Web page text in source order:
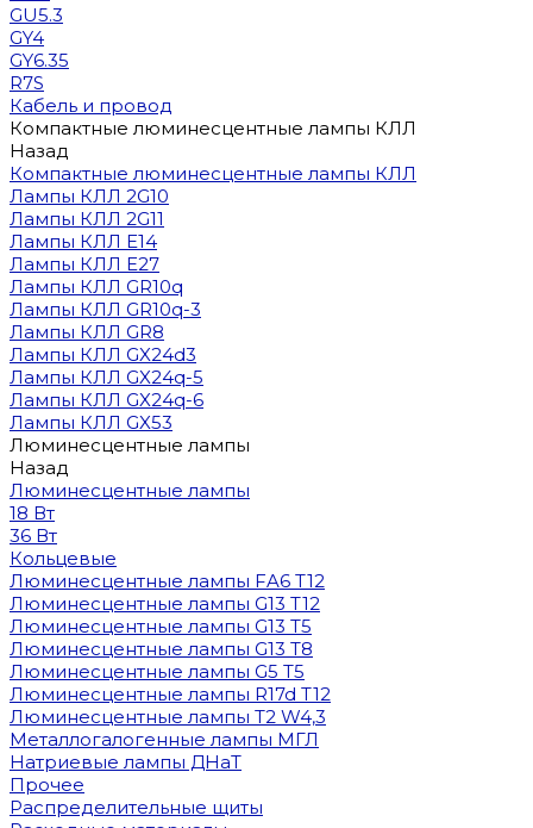
GU5.3
GY4
GY6.35
R7S
Кабель и провод
Компактные люминесцентные лампы КЛЛ
Назад
Компактные люминесцентные лампы КЛЛ
Лампы КЛЛ 2G10
Лампы КЛЛ 2G11
Лампы КЛЛ E14
Лампы КЛЛ E27
Лампы КЛЛ GR10q
Лампы КЛЛ GR10q-3
Лампы КЛЛ GR8
Лампы КЛЛ GX24d3
Лампы КЛЛ GX24q-5
Лампы КЛЛ GX24q-6
Лампы КЛЛ GX53
Люминесцентные лампы
Назад
Люминесцентные лампы
18 Вт
36 Вт
Кольцевые
Люминесцентные лампы FA6 T12
Люминесцентные лампы G13 T12
Люминесцентные лампы G13 T5
Люминесцентные лампы G13 T8
Люминесцентные лампы G5 T5
Люминесцентные лампы R17d T12
Люминесцентные лампы T2 W4,3
Металлогалогенные лампы МГЛ
Натриевые лампы ДНаТ
Прочее
Распределительные щиты